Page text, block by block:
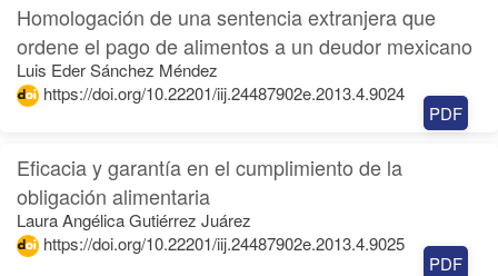
Homologación de una sentencia extranjera que
ordene el pago de alimentos a un deudor mexicano
Luis Eder Sánchez Méndez
https://doi.org/10.22201/iij.24487902e.2013.4.9024
PDF
Eficacia y garantía en el cumplimiento de la
obligación alimentaria
Laura Angélica Gutiérrez Juárez
https://doi.org/10.22201/iij.24487902e.2013.4.9025
PDF